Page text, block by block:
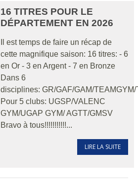
16 TITRES POUR LE
DÉPARTEMENT EN 2026
Il est temps de faire un récap de
cette magnifique saison: 16 titres: - 6
en Or - 3 en Argent - 7 en Bronze
Dans 6
disciplines: GR/GAF/GAM/
Pour 5 clubs: UGSP/VALENC
GYM/UGAP GYM/ AGTT/GMSV
Bravo à tous!!!!!!!!!!!...
LIRE LA SUITE